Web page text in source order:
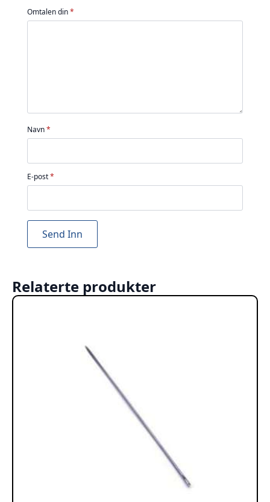
av
5
av
5
av
5
av
5 5
Omtalen din*
Navn*
E-post*
Relaterte produkter